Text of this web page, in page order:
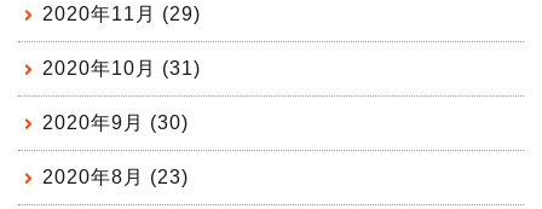
2020年11月 (29)
2020年10月 (31)
2020年9月 (30)
2020年8月 (23)